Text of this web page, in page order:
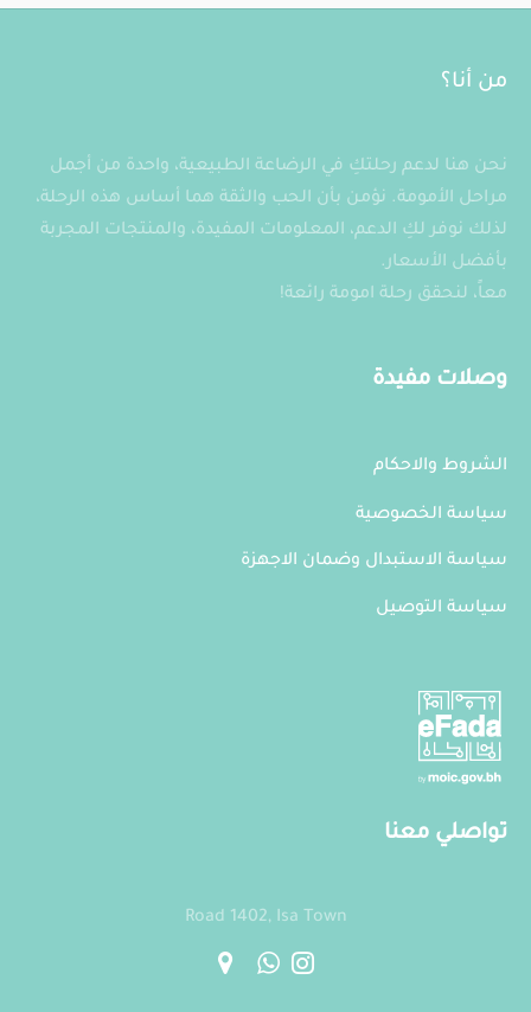
اختيار
الخيارات
على
من أنا؟
نحن هنا لدعم رحلتكِ في الرضاعة الطبيعية، واحدة من أجمل
مراحل الأمومة. نؤمن بأن الحب والثقة هما أساس هذه الرحلة،
لذلك نوفر لكِ الدعم، المعلومات المفيدة، والمنتجات المجربة
بأفضل الأسعار.
معاً، لنحقق رحلة امومة رائعة!
وصلات مفيدة
الشروط والاحكام
سياسة الخصوصية
سياسة الاستبدال وضمان الاجهزة
سياسة التوصيل
تواصلي معنا
Road 1402, Isa Town